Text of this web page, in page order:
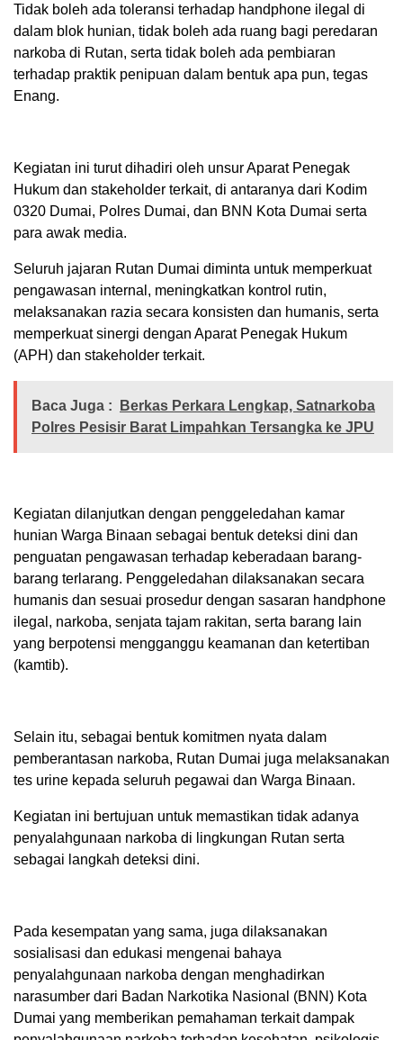
Tidak boleh ada toleransi terhadap handphone ilegal di
dalam blok hunian, tidak boleh ada ruang bagi peredaran
narkoba di Rutan, serta tidak boleh ada pembiaran
terhadap praktik penipuan dalam bentuk apa pun, tegas
Enang.
Kegiatan ini turut dihadiri oleh unsur Aparat Penegak
Hukum dan stakeholder terkait, di antaranya dari Kodim
0320 Dumai, Polres Dumai, dan BNN Kota Dumai serta
para awak media.
Seluruh jajaran Rutan Dumai diminta untuk memperkuat
pengawasan internal, meningkatkan kontrol rutin,
melaksanakan razia secara konsisten dan humanis, serta
memperkuat sinergi dengan Aparat Penegak Hukum
(APH) dan stakeholder terkait.
Baca Juga :
Berkas Perkara Lengkap, Satnarkoba
Polres Pesisir Barat Limpahkan Tersangka ke JPU
Kegiatan dilanjutkan dengan penggeledahan kamar
hunian Warga Binaan sebagai bentuk deteksi dini dan
penguatan pengawasan terhadap keberadaan barang-
barang terlarang. Penggeledahan dilaksanakan secara
humanis dan sesuai prosedur dengan sasaran handphone
ilegal, narkoba, senjata tajam rakitan, serta barang lain
yang berpotensi mengganggu keamanan dan ketertiban
(kamtib).
Selain itu, sebagai bentuk komitmen nyata dalam
pemberantasan narkoba, Rutan Dumai juga melaksanakan
tes urine kepada seluruh pegawai dan Warga Binaan.
Kegiatan ini bertujuan untuk memastikan tidak adanya
penyalahgunaan narkoba di lingkungan Rutan serta
sebagai langkah deteksi dini.
Pada kesempatan yang sama, juga dilaksanakan
sosialisasi dan edukasi mengenai bahaya
penyalahgunaan narkoba dengan menghadirkan
narasumber dari Badan Narkotika Nasional (BNN) Kota
Dumai yang memberikan pemahaman terkait dampak